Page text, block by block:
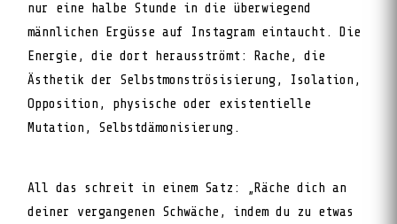
nur eine halbe Stunde in die überwiegend
männlichen Ergüsse auf Instagram eintaucht. Die
Energie, die dort herausströmt: Rache, die
Ästhetik der Selbstmonströsisierung, Isolation,
Opposition, physische oder existentielle
Mutation, Selbstdämonisierung.
All das schreit in einem Satz: „Räche dich an
deiner vergangenen Schwäche, indem du zu etwas